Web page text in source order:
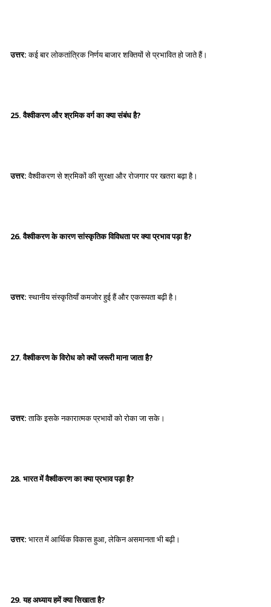
उत्तर:कई बार लोकतांत्रिक निर्णय बाजार शक्तियों से प्रभावित हो जाते हैं।
25. वैश्वीकरण और श्रमिक वर्ग का क्या संबंध है?
उत्तर:वैश्वीकरण से श्रमिकों की सुरक्षा और रोजगार पर खतरा बढ़ा है।
26. वैश्वीकरण के कारण सांस्कृतिक विविधता पर क्या प्रभाव पड़ा है?
उत्तर:स्थानीय संस्कृतियाँ कमजोर हुई हैं और एकरूपता बढ़ी है।
27. वैश्वीकरण के विरोध को क्यों जरूरी माना जाता है?
उत्तर:ताकि इसके नकारात्मक प्रभावों को रोका जा सके।
28. भारत में वैश्वीकरण का क्या प्रभाव पड़ा है?
उत्तर: भारत में आर्थिक विकास हुआ, लेकिन असमानता भी बढ़ी।
29. यह अध्याय हमें क्या सिखाता है?